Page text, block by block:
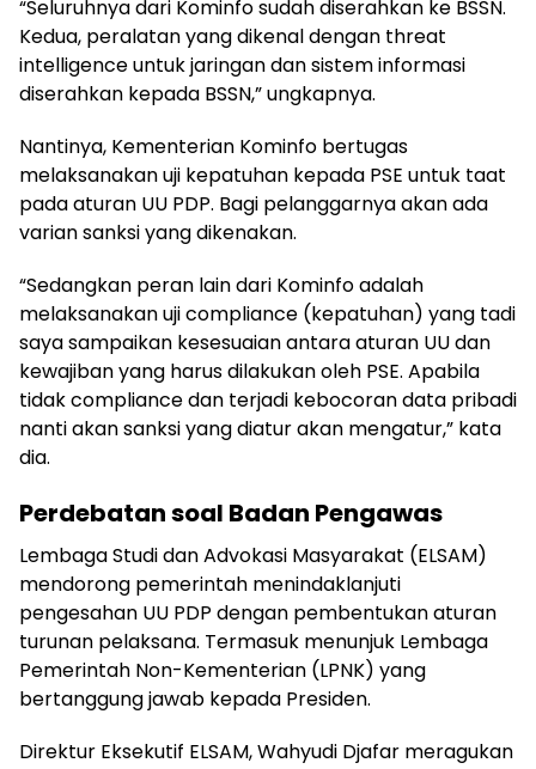
“Seluruhnya dari Kominfo sudah diserahkan ke BSSN.
Kedua, peralatan yang dikenal dengan threat
intelligence untuk jaringan dan sistem informasi
diserahkan kepada BSSN,” ungkapnya.
Nantinya, Kementerian Kominfo bertugas
melaksanakan uji kepatuhan kepada PSE untuk taat
pada aturan UU PDP. Bagi pelanggarnya akan ada
varian sanksi yang dikenakan.
“Sedangkan peran lain dari Kominfo adalah
melaksanakan uji compliance (kepatuhan) yang tadi
saya sampaikan kesesuaian antara aturan UU dan
kewajiban yang harus dilakukan oleh PSE. Apabila
tidak compliance dan terjadi kebocoran data pribadi
nanti akan sanksi yang diatur akan mengatur,” kata
dia.
Perdebatan soal Badan Pengawas
Lembaga Studi dan Advokasi Masyarakat (ELSAM)
mendorong pemerintah menindaklanjuti
pengesahan UU PDP dengan pembentukan aturan
turunan pelaksana. Termasuk menunjuk Lembaga
Pemerintah Non-Kementerian (LPNK) yang
bertanggung jawab kepada Presiden.
Direktur Eksekutif ELSAM, Wahyudi Djafar meragukan